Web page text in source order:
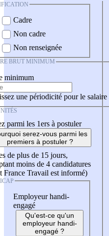
Cadre
Non cadre
Non renseignée
BRUT MINIMUM
minimum
une périodicité pour le salaire
parmi les 1ers à postuler
serez-vous parmi les
premiers à postuler ?
de plus de 15 jours,
moins de 4 candidatures
France Travail est informé)
Employeur handi-
engagé
Qu'est-ce qu'un
employeur handi-
engagé ?